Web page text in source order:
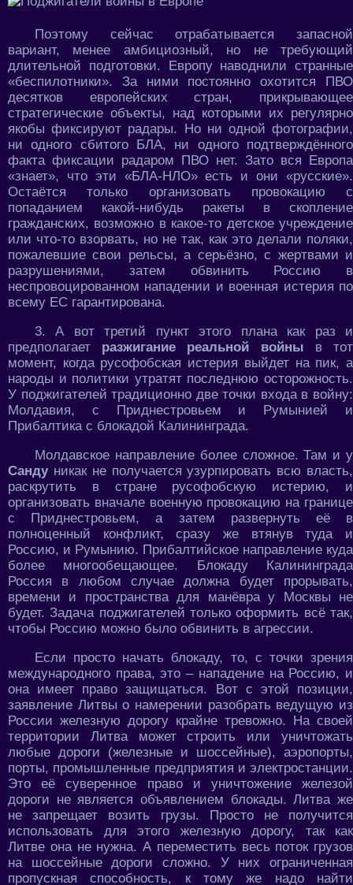
Поэтому сейчас отрабатывается запасной
вариант, менее амбициозный, но не требующий
длительной подготовки. Европу наводнили странные
«беспилотники». За ними постоянно охотится ПВО
десятков европейских стран, прикрывающее
стратегические объекты, над которыми их регулярно
якобы фиксируют радары. Но ни одной фотографии,
ни одного сбитого БЛА, ни одного подтверждённого
факта фиксации радаром ПВО нет. Зато вся Европа
«знает», что эти «БЛА-НЛО» есть и они «русские».
Остаётся только организовать провокацию с
попаданием какой-нибудь ракеты в скопление
гражданских, возможно в какое-то детское учреждение
или что-то взорвать, но не так, как это делали поляки,
пожалевшие свои рельсы, а серьёзно, с жертвами и
разрушениями, затем обвинить Россию в
неспровоцированном нападении и военная истерия по
всему ЕС гарантирована.
3. А вот третий пункт этого плана как раз и
предполагает разжигание реальной войны в тот
момент, когда русофобская истерия выйдет на пик, а
народы и политики утратят последнюю осторожность.
У поджигателей традиционно две точки входа в войну:
Молдавия, с Приднестровьем и Румынией и
Прибалтика с блокадой Калининграда.
Молдавское направление более сложное. Там и у
Санду никак не получается узурпировать всю власть,
раскрутить в стране русофобскую истерию, и
организовать вначале военную провокацию на границе
с Приднестровьем, а затем развернуть её в
полноценный конфликт, сразу же втянув туда и
Россию, и Румынию. Прибалтийское направление куда
более многообещающее. Блокаду Калининграда
Россия в любом случае должна будет прорывать,
времени и пространства для манёвра у Москвы не
будет. Задача поджигателей только оформить всё так,
чтобы Россию можно было обвинить в агрессии.
Если просто начать блокаду, то, с точки зрения
международного права, это – нападение на Россию, и
она имеет право защищаться. Вот с этой позиции,
заявление Литвы о намерении разобрать ведущую из
России железную дорогу крайне тревожно. На своей
территории Литва может строить или уничтожать
любые дороги (железные и шоссейные), аэропорты,
порты, промышленные предприятия и электростанции.
Это её суверенное право и уничтожение железой
дороги не является объявлением блокады. Литва же
не запрещает возить грузы. Просто не получится
использовать для этого железную дорогу, так как
Литве она не нужна. А переместить весь поток грузов
на шоссейные дороги сложно. У них ограниченная
пропускная способность, к тому же надо найти